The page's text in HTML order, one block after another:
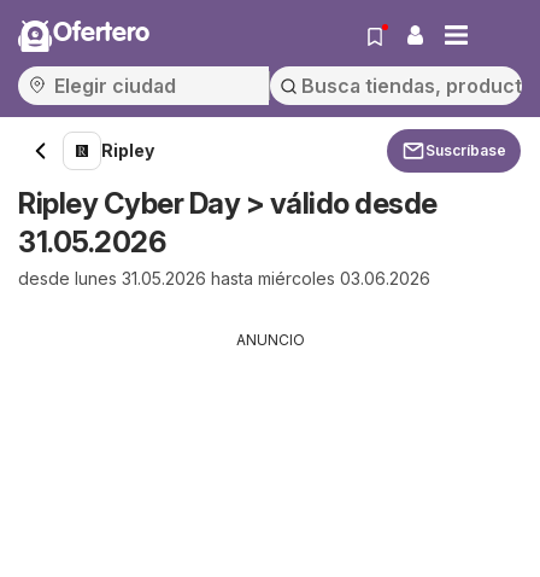
Ofertero
Ripley Suscríbase
Ripley Cyber Day > válido desde
31.05.2026
desde lunes 31.05.2026 hasta miércoles 03.06.2026
ANUNCIO